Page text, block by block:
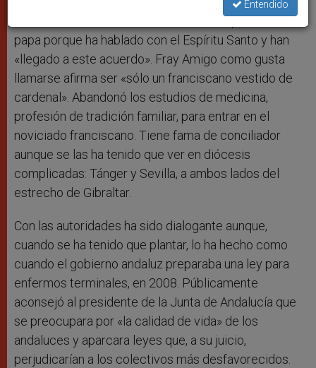
comentaba a los medios en estos días que no será
papa porque ha hablado con el Espíritu Santo y han
«llegado a este acuerdo». Fray Amigo como gusta
llamarse afirma ser «sólo un franciscano vestido de
cardenal». Abandonó los estudios de medicina,
profesión de tradición familiar, para entrar en el
noviciado franciscano. Tiene fama de conciliador
aunque se las ha tenido que ver en diócesis
complicadas: Tánger y Sevilla, a ambos lados del
estrecho de Gibraltar.
Con las autoridades ha sido dialogante aunque,
cuando se ha tenido que plantar, lo ha hecho como
cuando el gobierno andaluz preparaba una ley para
enfermos terminales, en 2008. Públicamente
aconsejó al presidente de la Junta de Andalucía que
se preocupara por «la calidad de vida» de los
andaluces y aparcara leyes que, a su juicio,
perjudicarían a los colectivos más desfavorecidos.
Entendido